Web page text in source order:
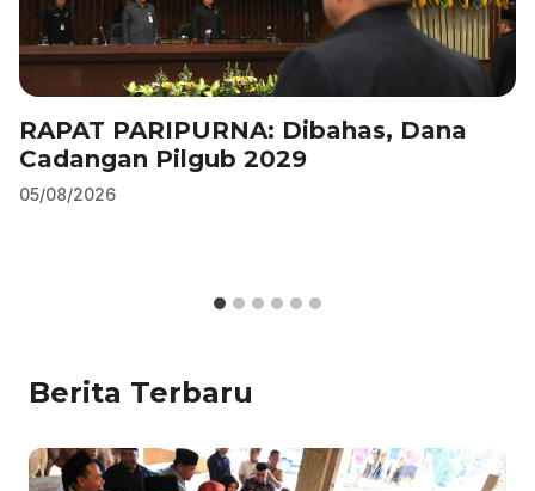
RAPAT PARIPURNA: Dibahas, Dana
Cadangan Pilgub 2029
05/08/2026
Berita Terbaru